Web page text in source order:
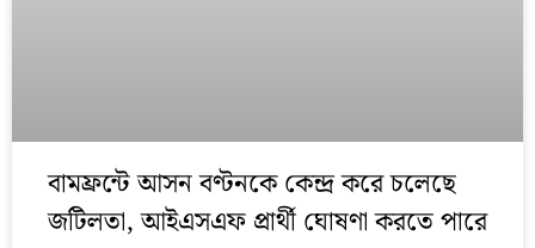
বামফ্রন্টে আসন বণ্টনকে কেন্দ্র করে চলেছে
জটিলতা, আইএসএফ প্রার্থী ঘোষণা করতে পারে